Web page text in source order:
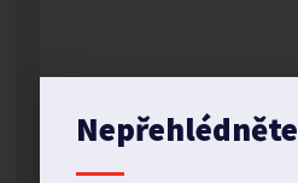
Nepřehlédněte